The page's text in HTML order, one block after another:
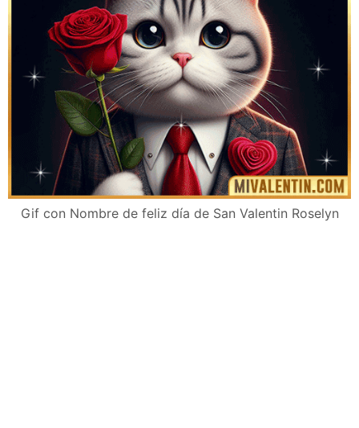
Gif con Nombre de feliz día de San Valentin Roselyn